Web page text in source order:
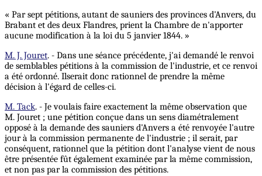
« Par sept pétitions, autant de sauniers des provinces d'Anvers, du
Brabant et des deux Flandres, prient la Chambre de n'apporter
aucune modification à la loi du 5 janvier 1844. »
M. J. Jouret. - Dans une séance précédente, j'ai demandé le renvoi
de semblables pétitions à la commission de l'industrie, et ce renvoi
a été ordonné. Ilserait donc rationnel de prendre la même
décision à l'égard de celles-ci.
M. Tack. - Je voulais faire exactement la même observation que
M. Jouret ; une pétition conçue dans un sens diamétralement
opposé à la demande des sauniers d'Anvers a été renvoyée l'autre
jour à la commission permanente de l'industrie ; il serait, par
conséquent, rationnel que la pétition dont l'analyse vient de nous
être présentée fût également examinée par la même commission,
et non pas par la commission des pétitions.